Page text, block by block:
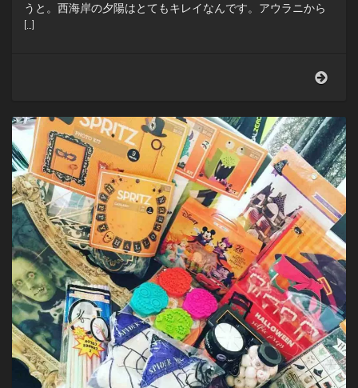
うと。西海岸の夕陽はとてもキレイなんです。アウラニから
[…]
キ
を
離
れ、
オ
ア
フ
島
の
西
海
岸
ま
で
走
っ
て
み